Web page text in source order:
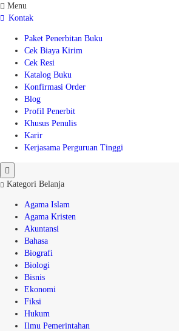
Menu
Kontak
Paket Penerbitan Buku
Cek Biaya Kirim
Cek Resi
Katalog Buku
Konfirmasi Order
Blog
Profil Penerbit
Khusus Penulis
Karir
Kerjasama Perguruan Tinggi
Kategori Belanja
Agama Islam
Agama Kristen
Akuntansi
Bahasa
Biografi
Biologi
Bisnis
Ekonomi
Fiksi
Hukum
Ilmu Pemerintahan